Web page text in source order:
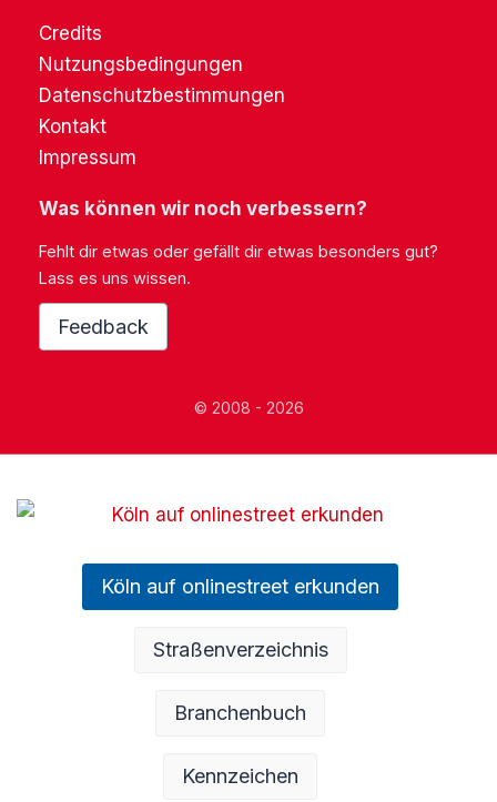
Credits
Nutzungsbedingungen
Datenschutzbestimmungen
Kontakt
Impressum
Was können wir noch verbessern?
Fehlt dir etwas oder gefällt dir etwas besonders gut?
Lass es uns wissen.
Feedback
© 2008 - 2026
Köln auf onlinestreet erkunden
Straßenverzeichnis
Branchenbuch
Kennzeichen